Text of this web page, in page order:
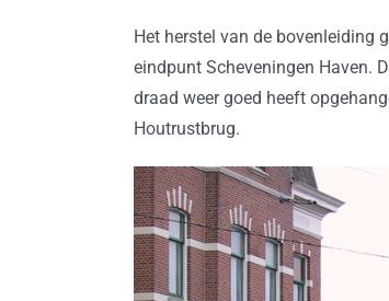
Het herstel van de bovenleiding
eindpunt Scheveningen Haven.
draad weer goed heeft
Houtrustbrug.